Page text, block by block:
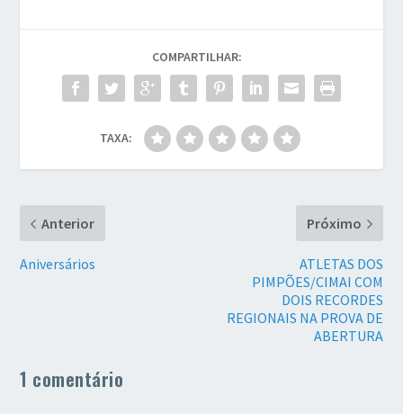
COMPARTILHAR:
TAXA:
Anterior
Aniversários
Próximo
ATLETAS DOS
PIMPÕES/CIMAI COM
DOIS RECORDES
REGIONAIS NA PROVA DE
ABERTURA
1 comentário